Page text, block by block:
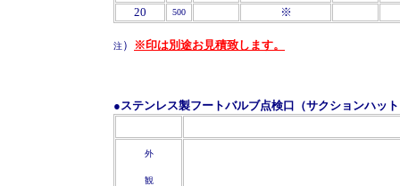
20
500 ※
注） ※印は別途お見積致します。
●ステンレス製フートバルブ点検口（サクションハッ
外
観